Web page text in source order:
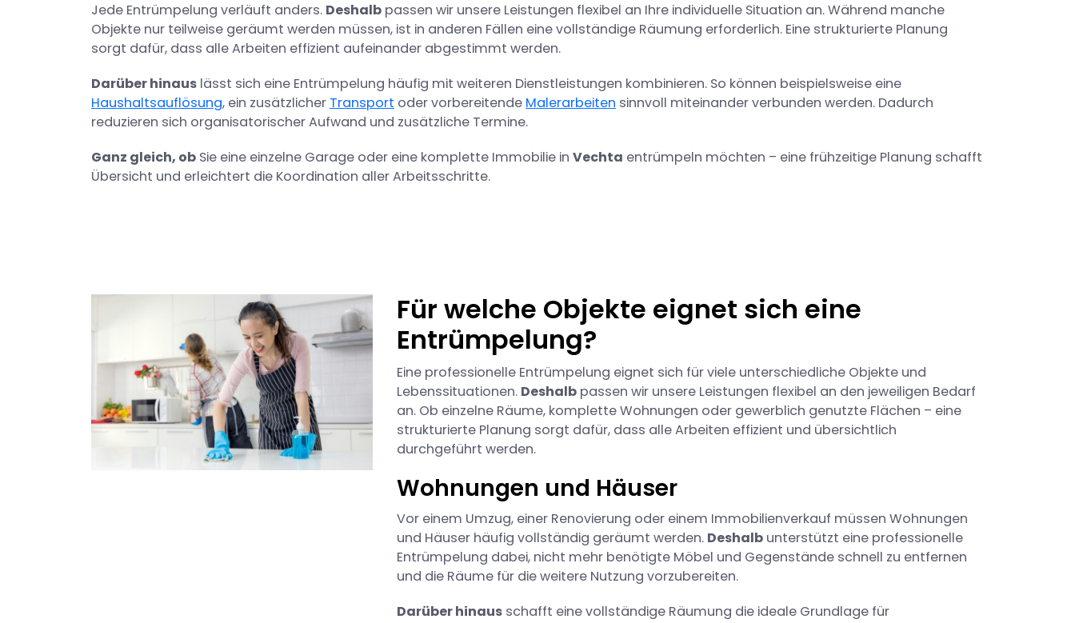
Jede Entrümpelung verläuft anders. Deshalb passen wir unsere Leistungen flexibel an Ihre individuelle Situation an. Während manche
Objekte nur teilweise geräumt werden müssen, ist in anderen Fällen eine vollständige Räumung erforderlich. Eine strukturierte Planung
sorgt dafür, dass alle Arbeiten effizient aufeinander abgestimmt werden.
Darüber hinaus lässt sich eine Entrümpelung häufig mit weiteren Dienstleistungen kombinieren. So können beispielsweise eine
Haushaltsauflösung, ein zusätzlicher Transport oder vorbereitende Malerarbeiten sinnvoll miteinander verbunden werden. Dadurch
reduzieren sich organisatorischer Aufwand und zusätzliche Termine.
Ganz gleich, ob Sie eine einzelne Garage oder eine komplette Immobilie in Vechta entrümpeln möchten – eine frühzeitige Planung schafft
Übersicht und erleichtert die Koordination aller Arbeitsschritte.
Für welche Objekte eignet sich eine
Entrümpelung?
Eine professionelle Entrümpelung eignet sich für viele unterschiedliche Objekte und
Lebenssituationen. Deshalb passen wir unsere Leistungen flexibel an den jeweiligen Bedarf
an. Ob einzelne Räume, komplette Wohnungen oder gewerblich genutzte Flächen – eine
strukturierte Planung sorgt dafür, dass alle Arbeiten effizient und übersichtlich
durchgeführt werden.
Wohnungen und Häuser
Vor einem Umzug, einer Renovierung oder einem Immobilienverkauf müssen Wohnungen
und Häuser häufig vollständig geräumt werden. Deshalb unterstützt eine professionelle
Entrümpelung dabei, nicht mehr benötigte Möbel und Gegenstände schnell zu entfernen
und die Räume für die weitere Nutzung vorzubereiten.
Darüber hinaus schafft eine vollständige Räumung die ideale Grundlage für